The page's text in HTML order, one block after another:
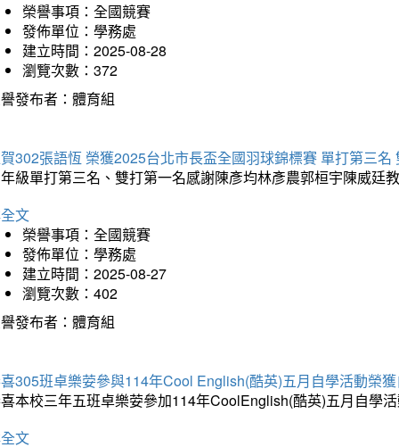
榮譽事項：全國競賽
發佈單位：學務處
建立時間：2025-08-28
瀏覽次數：372
發布者：體育組
302張語恆 榮獲2025台北市長盃全國羽球錦標賽 單打第三名
級單打第三名、雙打第一名感謝陳彥均林彥農郭桓宇陳威廷
文
榮譽事項：全國競賽
發佈單位：學務處
建立時間：2025-08-27
瀏覽次數：402
發布者：體育組
305班卓樂荌參與114年Cool English(酷英)五月自學活動榮
本校三年五班卓樂荌參加114年CoolEnglish(酷英)五月自學
文